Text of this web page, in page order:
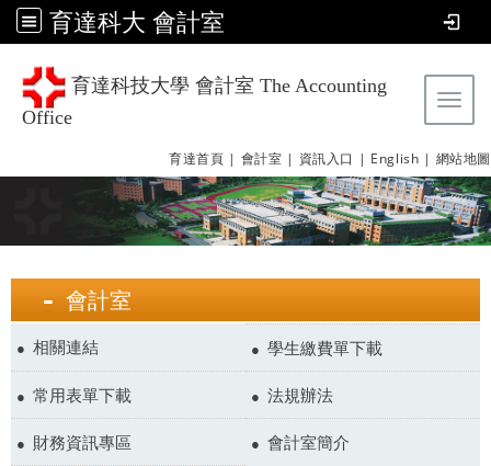
育達科大 會計室
育達科技大學 會計室 The Accounting
Office
育達首頁 | 會計室 | 資訊入口 | English | 網站地圖
會計室
相關連結 學生繳費單下載
常用表單下載 法規辦法
財務資訊專區 會計室簡介